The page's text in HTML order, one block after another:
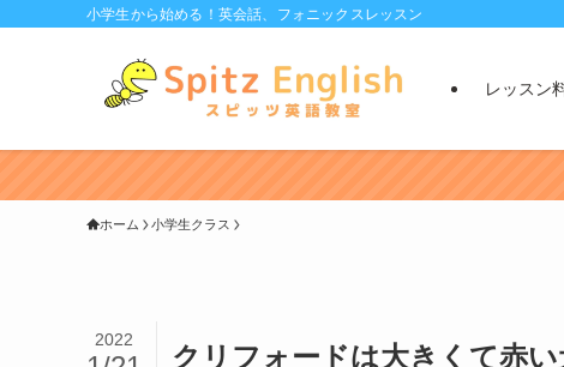
小学生から始める！英会話、フォニックスレッスン
レッスン
ホーム 小学生クラス
クリフォードは大きくて赤い
2022